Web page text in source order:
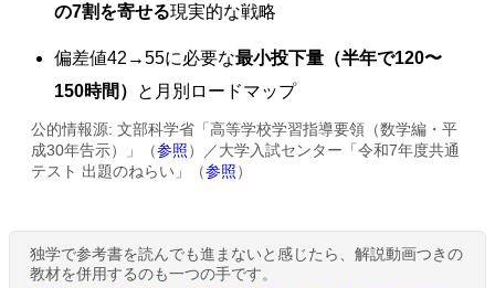
の7割を寄せる現実的な戦略
偏差値42→55に必要な最小投下量（半年で120〜
150時間）
と月別ロードマップ
公的情報源: 文部科学省「高等学校学習指導要領（数学編・平
成30年告示）」（参照）／大学入試センター「令和7年度共通
テスト 出題のねらい」（参照）
独学で参考書を読んでも進まないと感じたら、解説動画つきの
教材を併用するのも一つの手です。